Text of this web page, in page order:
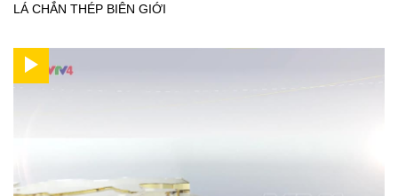
LÁ CHẮN THÉP BIÊN GIỚI